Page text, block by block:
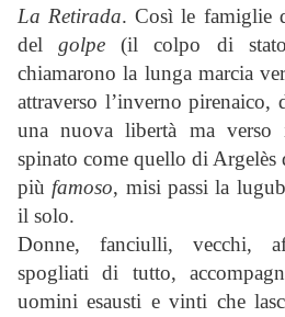
La Retirada. Così le famiglie
delgolpe (il colpo di
chiamarono la lunga marcia
attraverso l’inverno
una nuova libertà ma
spinato come quello di
più famoso, misi passi la
il solo.
Donne, fanciulli, vecchi,
spogliati di tutto,
uomini esausti e vinti che